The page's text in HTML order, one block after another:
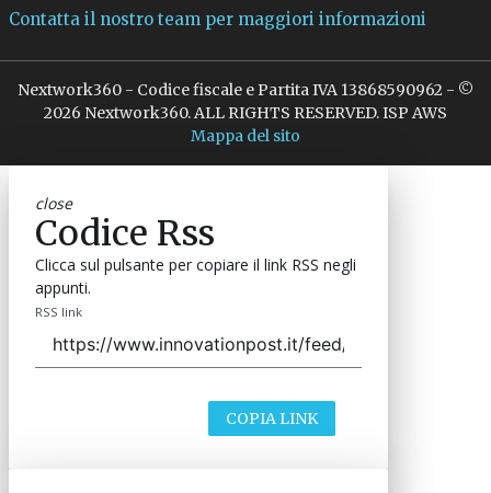
Contatta il nostro team per maggiori informazioni
Nextwork360 - Codice fiscale e Partita IVA 13868590962 - ©
2026 Nextwork360. ALL RIGHTS RESERVED. ISP AWS
Mappa del sito
close
Codice Rss
Clicca sul pulsante per copiare il link RSS negli
appunti.
RSS link
COPIA LINK